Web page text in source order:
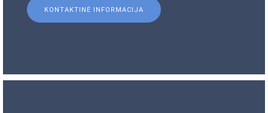
KONTAKTINĖ INFORMACIJA